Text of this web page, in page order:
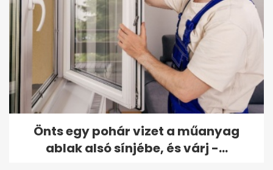
Önts egy pohár vizet a műanyag
ablak alsó sínjébe, és várj -...